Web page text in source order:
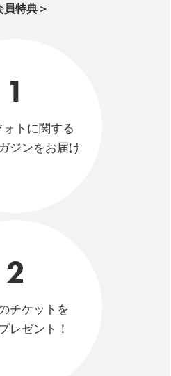
員特典＞
1
トに関する
ジンをお届け
2
チケットを
レゼント！